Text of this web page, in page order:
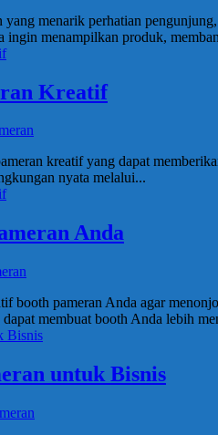
menarik perhatian
ingin menampilkan produk,
Kreatif
kreatif yang dapat
nyata melalui...
Anda
booth pameran Anda agar
membuat booth Anda lebih
untuk Bisnis